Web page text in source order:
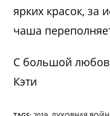
ярких красок, за
чаша
С большой
Кэти